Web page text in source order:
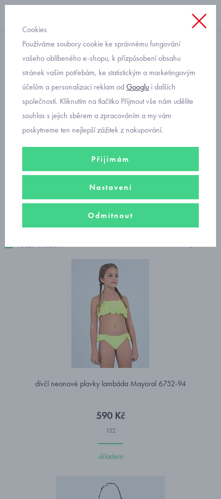
plavky
dívčí plavky dvoudílné
Dvoudílné plavkyklasického i lambádového střihu pro slečny i
malé holčičky od velikosti 92 do velikosti 170.
Filtry
Seřadit podle
Doporučujeme
Nejprodávanější
Od nejlevnějšího
Od nejdražšího
Pouze skladem
dívčí neonové plavky lambáda Mayoral 6752-94
590 Kč
152
skladem
Cookies
Používáme soubory cookie ke správnému fungování
vašeho oblíbeného e-shopu, k přizpůsobení obsahu
stránek vašim potřebám, ke statistickým a marketingovým
účelům a personalizaci reklam odGooglu i dalších
společností. Kliknutím na tlačítko Přijmout vše nám udělíte
souhlas s jejich sběrem a zpracováním a my vám
poskytneme ten nejlepší zážitek z nakupování.
Přijímám
Nastavení
Odmítnout